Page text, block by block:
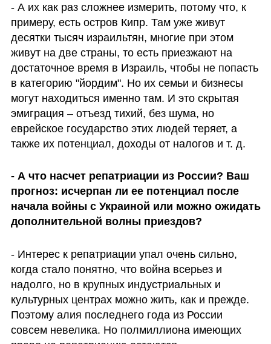
- А их как раз сложнее измерить, потому что, к
примеру, есть остров Кипр. Там уже живут
десятки тысяч израильтян, многие при этом
живут на две страны, то есть приезжают на
достаточное время в Израиль, чтобы не попасть
в категорию "йордим". Но их семьи и бизнесы
могут находиться именно там. И это скрытая
эмиграция – отъезд тихий, без шума, но
еврейское государство этих людей теряет, а
также их потенциал, доходы от налогов и т. д.
- А что насчет репатриации из России? Ваш
прогноз: исчерпан ли ее потенциал после
начала войны с Украиной или можно ожидать
дополнительной волны приездов?
- Интерес к репатриации упал очень сильно,
когда стало понятно, что война всерьез и
надолго, но в крупных индустриальных и
культурных центрах можно жить, как и прежде.
Поэтому алия последнего года из России
совсем невелика. Но полмиллиона имеющих